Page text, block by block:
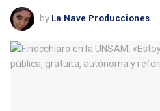
by La Nave Producciones